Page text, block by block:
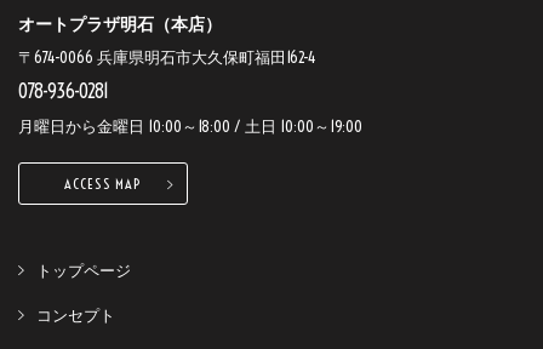
オートプラザ明石（本店）
〒674-0066 兵庫県明石市大久保町福田162-4
078-936-0281
月曜日から金曜日 10:00～18:00 / 土日 10:00～19:00
ACCESS MAP
トップページ
コンセプト